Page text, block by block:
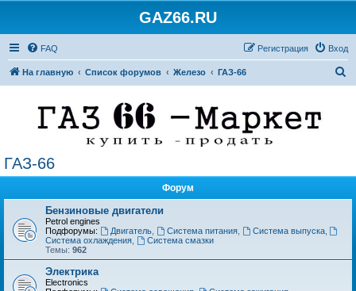
GAZ66.RU
FAQ Вход
Регистрация
На главную Список форумов Железо ГАЗ-66
ГАЗ-66
Форум
Бензиновые двигатели
Petrol engines
Подфорумы:
Двигатель, Система питания, Система выпуска,
Система охлаждения
Система смазки
Темы: 962
Электрика
Electronics